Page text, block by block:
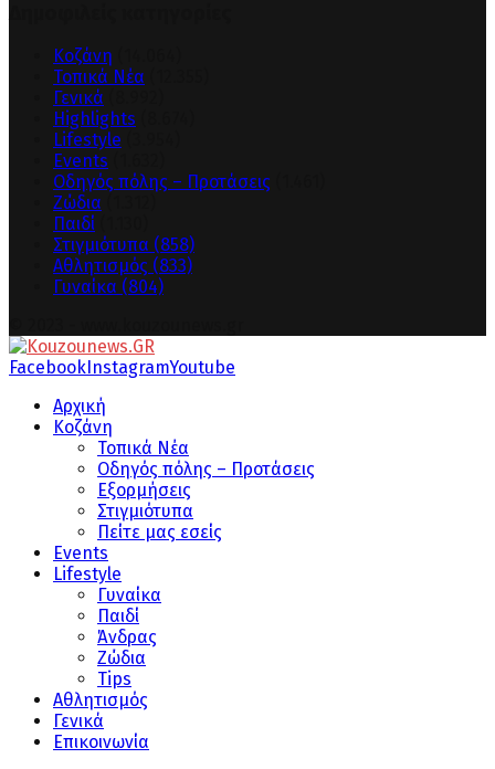
Κοζάνη
Τοπικά Νέα
Γενικά
Highlights
Lifestyle
Events
Οδηγός πόλης – Προτάσεις
Ζώδια
Παιδί
Στιγμιότυπα (858)
Αθλητισμός (833)
Γυναίκα (804)
Facebook InstagramYoutube
Αρχική
Κοζάνη
Τοπικά Νέα
Οδηγός πόλης – Προτάσεις
Εξορμήσεις
Στιγμιότυπα
Πείτε μας εσείς
Events
Lifestyle
Γυναίκα
Παιδί
Άνδρας
Ζώδια
Tips
Αθλητισμός
Γενικά
Επικοινωνία